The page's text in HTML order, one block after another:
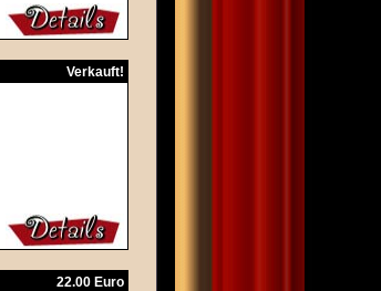
Verkauft!
22.00 Euro